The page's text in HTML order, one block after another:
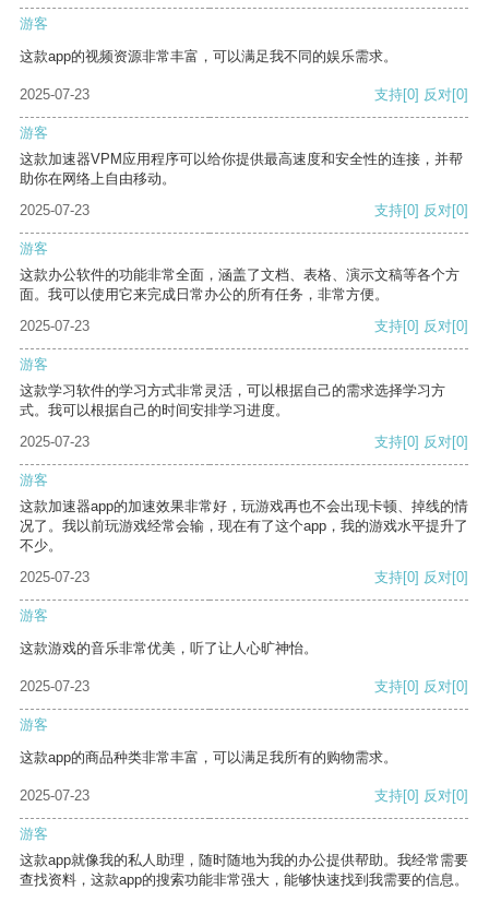
游客
这款app的视频资源非常丰富，可以满足我不同的娱乐需求。
2025-07-23 支持[0] 反对[0]
游客
这款加速器VPM应用程序可以给你提供最高速度和安全性的连接，并帮
助你在网络上自由移动。
2025-07-23
支持[0] 反对[0]
游客
这款办公软件的功能非常全面，涵盖了文档、表格、演示文稿等各个方
面。我可以使用它来完成日常办公的所有任务，非常方便。
2025-07-23
支持[0] 反对[0]
游客
这款学习软件的学习方式非常灵活，可以根据自己的需求选择学习方
式。我可以根据自己的时间安排学习进度。
2025-07-23
支持[0] 反对[0]
游客
这款加速器app的加速效果非常好，玩游戏再也不会出现卡顿、掉线的情
况了。我以前玩游戏经常会输，现在有了这个app，我的游戏水平提升了
不少。
2025-07-23
支持[0] 反对[0]
游客
这款游戏的音乐非常优美，听了让人心旷神怡。
2025-07-23 支持[0] 反对[0]
游客
这款app的商品种类非常丰富，可以满足我所有的购物需求。
2025-07-23 支持[0] 反对[0]
游客
这款app就像我的私人助理，随时随地为我的办公提供帮助。我经常需要
查找资料，这款app的搜索功能非常强大，能够快速找到我需要的信息。